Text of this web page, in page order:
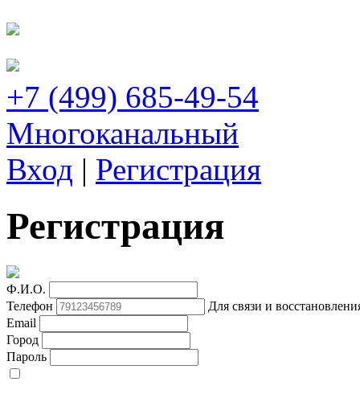
+7 (499) 685-49-54
Многоканальный
Вход | Регистрация
Регистрация
Ф.И.О.
Телефон
Для связи и
Email
Город
Пароль